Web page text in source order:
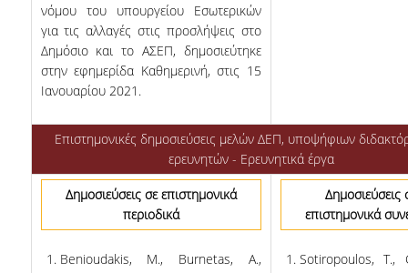
νόμου του υπουργείου Εσωτερικών
για τις αλλαγές στις προσλήψεις στο
Δημόσιο και το ΑΣΕΠ, δημοσιεύτηκε
στην εφημερίδα Καθημερινή, στις 15
Ιανουαρίου 2021.
Επιστημονικές δημοσιεύσεις μελών ΔΕΠ, υποψήφιων
ερευνητών - Ερευνητικά έργα
Δημοσιεύσεις σε επιστημονικά
περιοδικά
Benioudakis, M., Burnetas, A.,
Δημοσιεύσεις
επιστημονικά
Sotiropoulos, T.,